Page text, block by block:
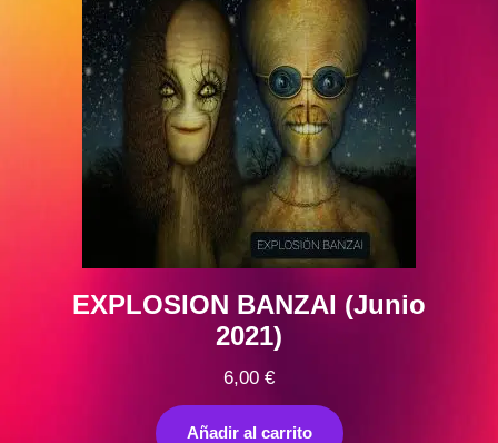
EXPLOSION BANZAI (Junio
2021)
6,00 €
Añadir al carrito